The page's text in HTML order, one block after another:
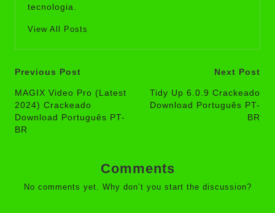
tecnologia.
View All Posts
Post
navigation
Previous Post
MAGIX Video Pro (Latest
2024) Crackeado
Download Português PT-
BR
Next Post
Tidy Up 6.0.9 Crackeado
Download Português PT-
BR
Comments
No comments yet. Why don’t you start the discussion?